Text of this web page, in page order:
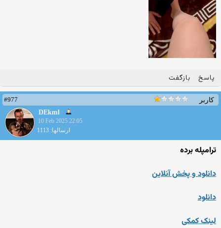
پاسخ بازگفت
کاربر
#977
DEkml
10 Feb 2025 22:05
ارسالها: 1113
ترامپله برده
دانلود و پخش آنلاین
دانلود
لینک کمکی